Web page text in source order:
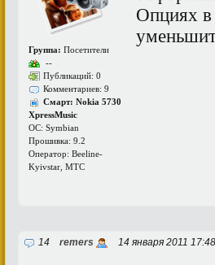
Группа: Посетители
--
Публикаций: 0
Комментариев: 9
Смарт: Nokia 5730
XpressMusic
ОС: Symbian
Прошивка: 9.2
Оператор: Beeline-
Kyivstar, МТС
Опциях в
14 remers 14 января 2011 17:48